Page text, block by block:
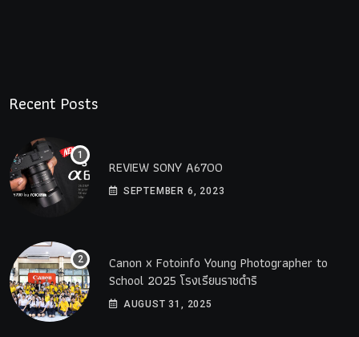
Recent Posts
REVIEW SONY A6700
SEPTEMBER 6, 2023
Canon x Fotoinfo​ Young​ Photographer to
School 2025 โรงเรียนราชดำริ
AUGUST 31, 2025